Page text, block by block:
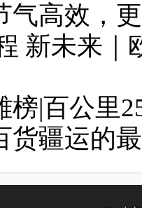
气高效，
新未来｜
榜|百公里
货疆运的